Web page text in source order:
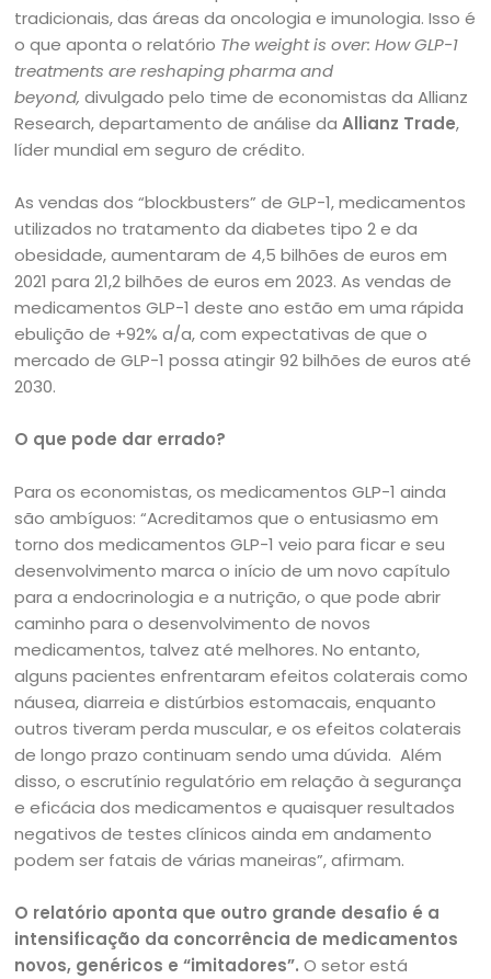
tradicionais, das áreas da oncologia e imunologia. Isso é
o que aponta o relatório The weight is over: How GLP-1
treatments are reshaping pharma and
beyond,divulgado pelo time de economistas da Allianz
Research, departamento de análise daAllianz Trade,
líder mundial em seguro de crédito.
As vendas dos “blockbusters” de GLP-1, medicamentos
utilizados no tratamento da diabetes tipo 2 e da
obesidade, aumentaram de 4,5 bilhões de euros em
2021 para 21,2 bilhões de euros em 2023. As vendas de
medicamentos GLP-1 deste ano estão em uma rápida
ebulição de +92% a/a, com expectativas de que o
mercado de GLP-1 possa atingir 92 bilhões de euros até
2030.
O que pode dar errado?
Para os economistas, os medicamentos GLP-1 ainda
são ambíguos: “Acreditamos que o entusiasmo em
torno dos medicamentos GLP-1 veio para ficar e seu
desenvolvimento marca o início de um novo capítulo
para a endocrinologia e a nutrição, o que pode abrir
caminho para o desenvolvimento de novos
medicamentos, talvez até melhores. No entanto,
alguns pacientes enfrentaram efeitos colaterais como
náusea, diarreia e distúrbios estomacais, enquanto
outros tiveram perda muscular, e os efeitos colaterais
de longo prazo continuam sendo uma dúvida. Além
disso, o escrutínio regulatório em relação à segurança
e eficácia dos medicamentos e quaisquer resultados
negativos de testes clínicos ainda em andamento
podem ser fatais de várias maneiras”, afirmam.
O relatório aponta que outro grande desafio é a
intensificação da concorrência de medicamentos
novos, genéricos e “imitadores”. O setor está